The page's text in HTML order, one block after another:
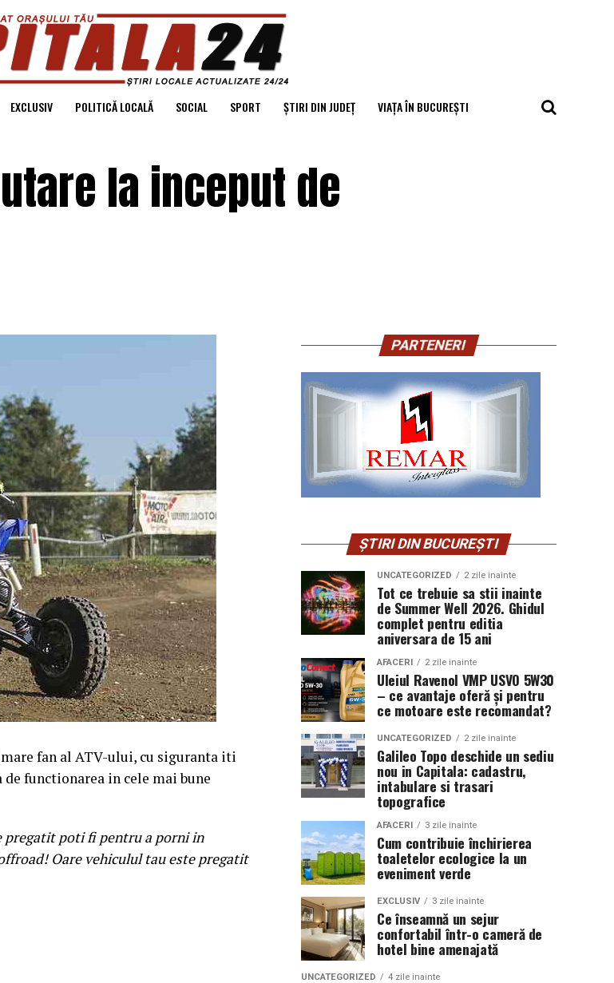
EXCLUSIV POLITICĂ LOCALĂ SOCIAL SPORT ȘTIRI DIN JUDEȚ VIAȚA ÎN BUCUREȘTI
la inceput de
fan al ATV-ului, cu siguranta iti
de functionarea in cele mai bune
pregatit poti fi pentru a porni in
Oare vehiculul tau este pregatit
PARTENERI
ȘTIRI DIN BUCUREȘTI
UNCATEGORIZED 2 zile inainte
Tot ce trebuie sa stii inainte
de Summer Well 2026. Ghidul
complet pentru editia
aniversara de 15 ani
AFACERI 2 zile inainte
Uleiul Ravenol VMP USVO 5W30
– ce avantaje oferă și pentru
ce motoare este recomandat?
UNCATEGORIZED 2 zile inainte
Galileo Topo deschide un sediu
nou in Capitala: cadastru,
intabulare si trasari
topografice
AFACERI 3 zile inainte
Cum contribuie închirierea
toaletelor ecologice la un
eveniment verde
EXCLUSIV 3 zile inainte
Ce înseamnă un sejur
confortabil într-o cameră de
hotel bine amenajată
UNCATEGORIZED 4 zile inainte